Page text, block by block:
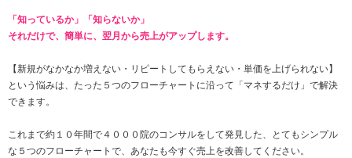
「知っているか」「知らないか」
それだけで、簡単に、翌月から売上がアップします。
【新規がなかなか増えない・ リピートしてもらえない ・単価を上げられない】
という悩みは、たった ５つのフローチャートに沿って「マネするだけ」で解決
できます。
これまで約１０年間で４０００院のコンサルをして発見した、とてもシンプル
な５つのフローチャートで、あなたも今すぐ売上を改善してください。